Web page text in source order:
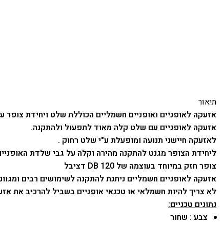
תיאור
אזעקה לאופניים ואופניים חשמליים הכוללת שלט ויחידת צופר
אזעקה לאופניים עם שלט קלה מאוד לתפעול ולהתקנה.
לאזעקה חיישני תנועה ומופעלת ע"י שלט רחוק .
ליחידת הצופר מגנט להתקנה מהירה וקלה על גבי שלדת
צופר חזק במיוחד בעוצמה של DB 120 דציבל
אזעקה לאופניים חשמליים ניתנת להתקנה לשימושים רבים
לא צריך להיות חשמלאי או טכנאי אופניים בשביל להרכיב את
נתונים טכניים:
צבע : שחור